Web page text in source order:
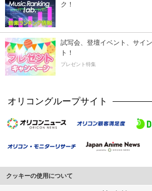
ク！
試写会、登壇イベント、サイ
ト！
プレゼント特集
オリコングループサイト
クッキーの使用について